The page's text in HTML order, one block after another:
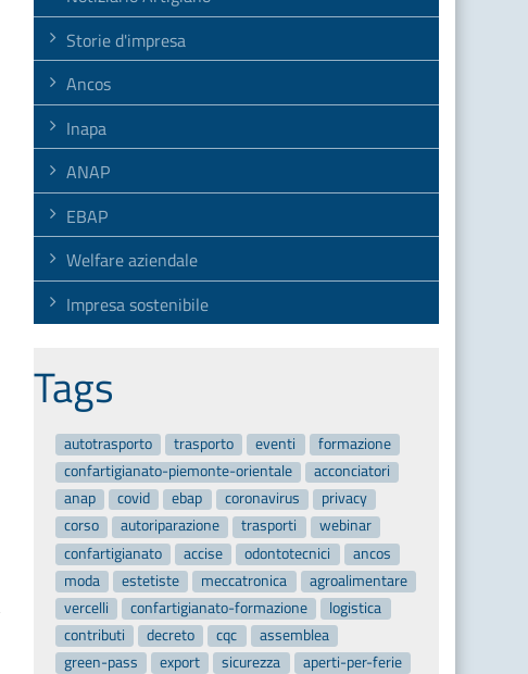
Storie d'impresa
Ancos
Inapa
ANAP
EBAP
Welfare aziendale
Impresa sostenibile
Tags
autotrasporto trasporto eventi
formazione
confartigianato-piemonte-orientale
acconciatori
anap
covid ebap coronavirus
privacy
corso
autoriparazione trasporti
webinar
confartigianato
accise odontotecnici
ancos
moda
estetiste meccatronica
agroalimentare
vercelli
confartigianato-formazione
logistica
contributi
decreto cqc
assemblea
green-pass
export sicurezza
aperti-per-ferie